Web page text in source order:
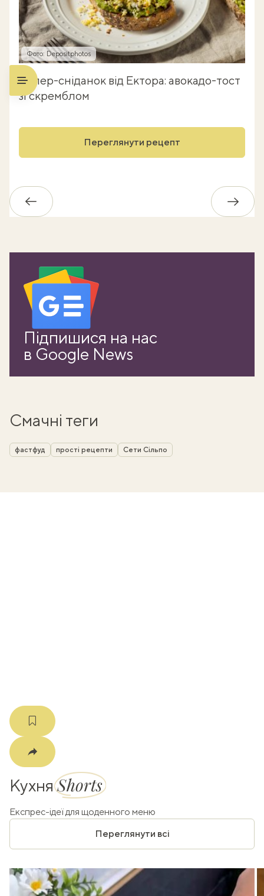
Фото: Depositphotos
Супер-сніданок від Ектора: авокадо-тост
зі скремблом
Переглянути рецепт
Назад
Підпишися на нас
в Google News
Смачні теги
фастфуд прості рецепти Сети Сільпо
КухняShorts
Експрес-ідеї для щоденного меню
Переглянути всі